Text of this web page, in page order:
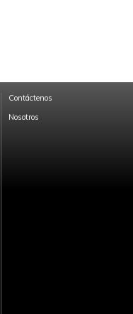
Contáctenos
Nosotros